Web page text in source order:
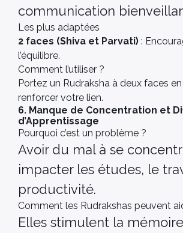
communication
Les plus adaptées
2 faces (Shiva et Parvati) :
l’équilibre.
Comment l’utiliser ?
Portez un Rudraksha à deux faces
renforcer votre lien.
6. Manque de Concentration et
d’Apprentissage
Pourquoi c’est un problème ?
Avoir du mal à se
impacter les études, le
productivité.
Comment les Rudrakshas peuvent
Elles stimulent la